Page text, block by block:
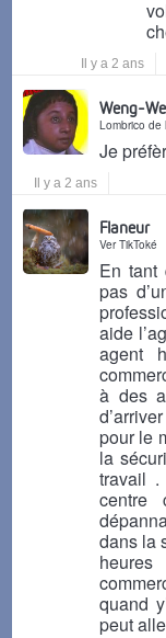
Il y a 2 ans
Weng-
Lombrico de
Je
Il y a 2 ans
Flaneur
Ver TikToké
En tant
pas
aide
agent
à des
pour le
la
travail .
centre
dans la
quand
peut